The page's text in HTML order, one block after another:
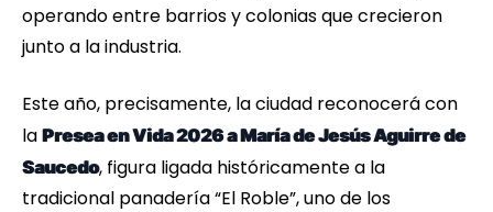
operando entre barrios y colonias que crecieron
junto a la industria.
Este año, precisamente, la ciudad reconocerá con
la Presea en Vida 2026 a María de Jesús Aguirre de
Saucedo, figura ligada históricamente a la
tradicional panadería “El Roble”, uno de los